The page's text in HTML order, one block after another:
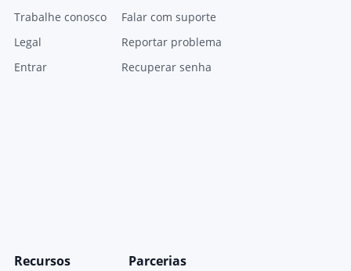
Trabalhe conosco
Legal
Entrar
Falar com suporte
Reportar problema
Recuperar senha
Recursos Parcerias